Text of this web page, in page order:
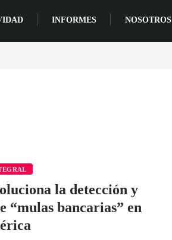
INFORMES NOSOTROS
la detección y
“mulas bancarias” en